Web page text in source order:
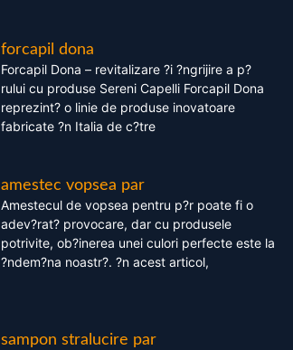
forcapil dona
Forcapil Dona – revitalizare ?i ?ngrijire a p?
rului cu produse Sereni Capelli Forcapil Dona
reprezint? o linie de produse inovatoare
fabricate ?n Italia de c?tre
amestec vopsea par
Amestecul de vopsea pentru p?r poate fi o
adev?rat? provocare, dar cu produsele
potrivite, ob?inerea unei culori perfecte este la
?ndem?na noastr?. ?n acest articol,
sampon stralucire par